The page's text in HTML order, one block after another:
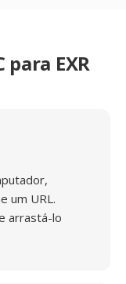
EXR
um URL.
arrastá-lo